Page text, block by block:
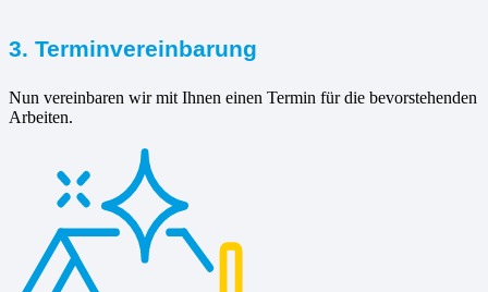
3. Terminvereinbarung
Nun vereinbaren wir mit Ihnen einen Termin für die bevorstehenden
Arbeiten.